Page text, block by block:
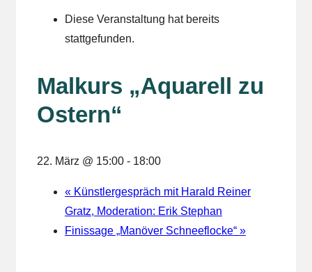
Diese Veranstaltung hat bereits
stattgefunden.
Malkurs „Aquarell zu
Ostern“
22. März @ 15:00 - 18:00
« Künstlergespräch mit Harald Reiner
Gratz, Moderation: Erik Stephan
Finissage „Manöver Schneeflocke“ »